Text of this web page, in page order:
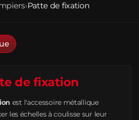
›Patte de fixation
de fixation
est l'accessoire métallique
les échelles à coulisse sur leur